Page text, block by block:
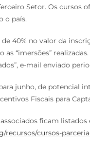
Setor. Os cursos
o país.
40% no valor da
as “imersões”
e-mail enviado
junho, de potencial
Fiscais para
ficam
recursos/cursos-